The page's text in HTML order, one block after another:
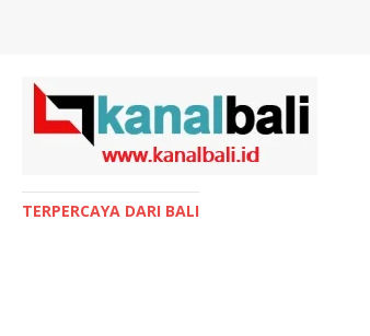
TERPERCAYA DARI BALI